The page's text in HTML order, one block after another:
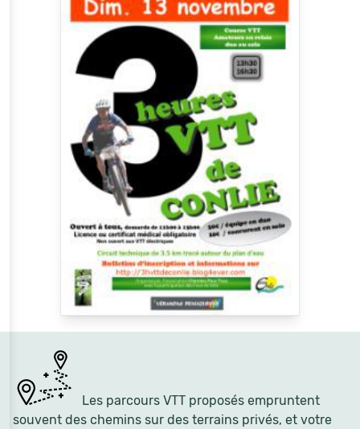
Les parcours VTT proposés empruntent
souvent des chemins sur des terrains privés, et votre